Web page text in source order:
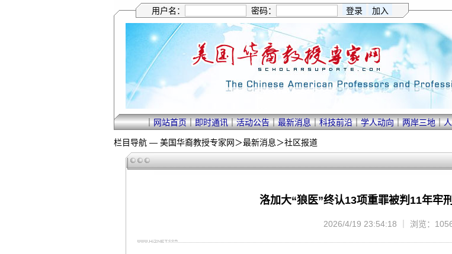
用户名： 密码：
｜网站首页｜即时通讯｜活动公告｜最新消息｜科技前沿｜学人动向｜两岸三地｜
栏目导航 — 美国华裔教授专家网＞最新消息＞社区报道
洛加大“狼医”终认13项重罪被判11年牢
2026/4/19 23:54:18 ｜ 浏览：